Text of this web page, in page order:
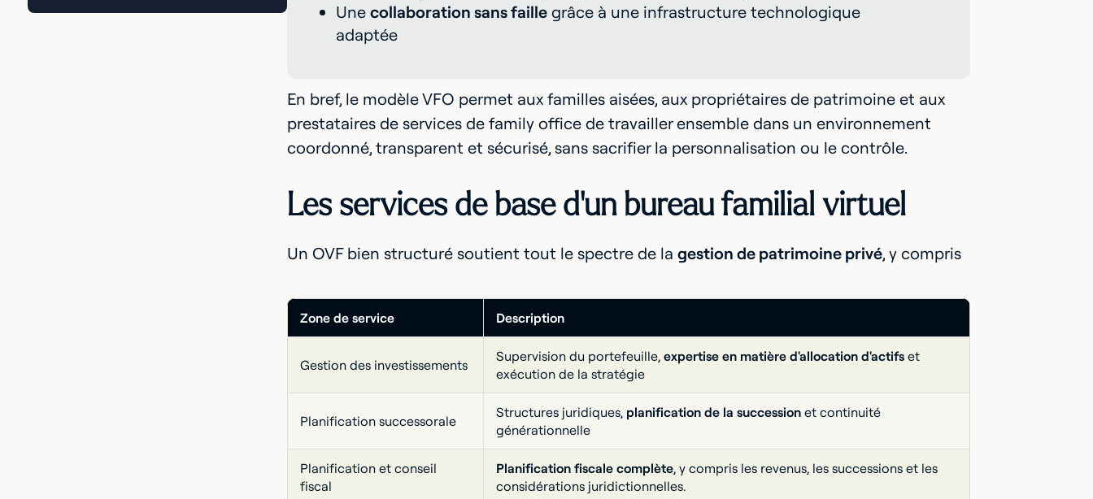
Une collaboration sans faillegrâce à une infrastructure technologique
adaptée
En bref, le modèle VFO permet aux familles aisées, aux propriétaires de patrimoine et aux
prestataires de services de family office de travailler ensemble dans un environnement
coordonné, transparent et sécurisé, sans sacrifier la personnalisation ou le contrôle.
Les services de base d'un bureau familial virtuel
Un OVF bien structuré soutient tout le spectre de la gestion de patrimoine privé, y compris
Zone de service Description
Gestion des investissements
Supervision du portefeuille, expertise en matière d'allocation d'actifset
exécution de la stratégie
Planification successorale
Structures juridiques, planification de la successionet continuité
générationnelle
Planification et conseil
fiscal
Planification fiscale complète, y compris les revenus, les successions et les
considérations juridictionnelles.